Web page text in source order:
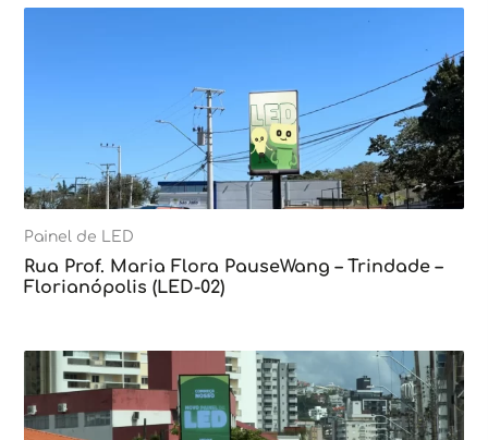
Painel de LED
Rua Prof. Maria Flora PauseWang – Trindade –
Florianópolis (LED-02)